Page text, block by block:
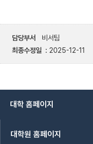
담당부서
비서팀
최종수정일
2025-12-11
대학 홈페이지
대학원 홈페이지